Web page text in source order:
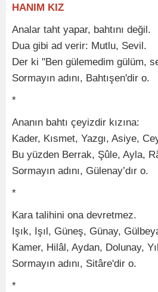
HANIM KIZ
Analar taht yapar, bahtını değil.
Dua gibi ad verir: Mutlu, Sevil.
Der ki "Ben gülemedim gülüm,
Sormayın adını, Bahtışen'dir o.
*
Ananın bahtı çeyizdir kızına:
Kader, Kısmet, Yazgı, Asiye,
Bu yüzden Berrak, Şûle, Ayla,
Sormayın adını, Gülenay’dır o.
*
Kara talihini ona devretmez.
Işık, Işıl, Güneş, Günay,
Kamer, Hilâl, Aydan, Dolunay,
Sormayın adını, Sitâre'dir o.
*